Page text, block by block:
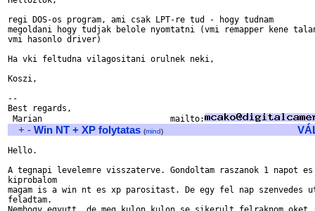
regi DOS-os program, ami csak LPT-re tud - hogy tudnam
megoldani hogy tudjak belole nyomtatni (vmi remapper kene
vmi hasonlo driver)
Ha vki feltudna vilagositani orulnek neki,
Koszi,
--
Best regards,
Marian                          mailto:
+ - Win NT + XP folytatas (mind)
Hello.
A tegnapi levelemre visszaterve. Gondoltam raszanok 1 napot
kiprobalom
magam is a win nt es xp parositast. De egy fel nap szenvedes
feladtam.